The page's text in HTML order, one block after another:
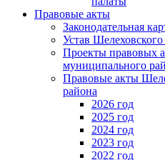
Правовые акты
Законодательная
Устав Шелеховского
Проекты правовых
муниципального
Правовые акты
района
2026 год
2025 год
2024 год
2023 год
2022 год